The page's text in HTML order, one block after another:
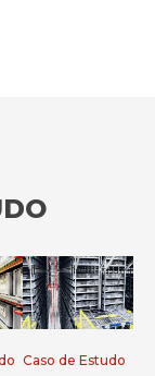
Caso de Estudo